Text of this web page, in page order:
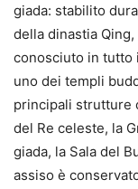
giada: stabilito
della dinastia
conosciuto in tutto
uno dei templi
principali strutture
del Re celeste, la
giada, la Sala del
assiso è